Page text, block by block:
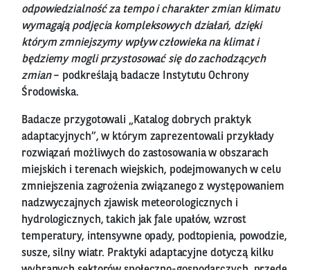
odpowiedzialność za tempo i charakter zmian klimatu
wymagają podjęcia kompleksowych działań, dzięki
którym zmniejszymy wpływ człowieka na klimat i
będziemy mogli przystosować się do zachodzących
zmian– podkreślają badacze Instytutu Ochrony
Środowiska.
Badacze przygotowali „Katalog dobrych praktyk
adaptacyjnych”, w którym zaprezentowali przykłady
rozwiązań możliwych do zastosowania w obszarach
miejskich i terenach wiejskich, podejmowanych w celu
zmniejszenia zagrożenia związanego z występowaniem
nadzwyczajnych zjawisk meteorologicznych i
hydrologicznych, takich jak fale upałów, wzrost
temperatury, intensywne opady, podtopienia, powodzie,
susze, silny wiatr. Praktyki adaptacyjne dotyczą kilku